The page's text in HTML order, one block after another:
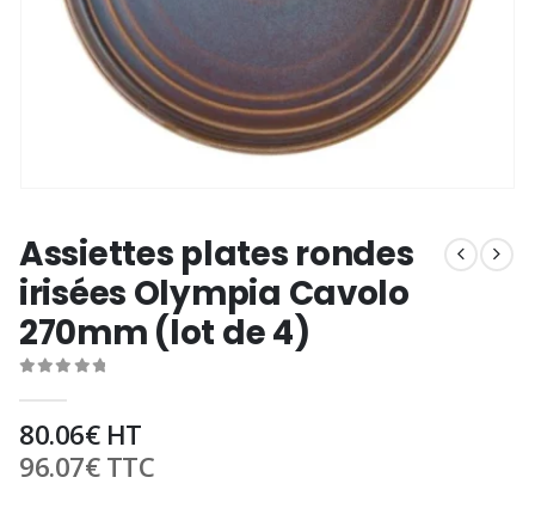
Assiettes plates rondes
irisées Olympia Cavolo
270mm (lot de 4)
80.06€HT
96.07€TTC